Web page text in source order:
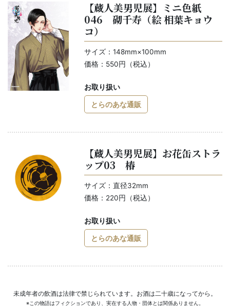
【蔵人美男児展】ミニ色紙
046 砌千寿（絵 相葉キョウ
コ）
サイズ：148mm×100mm
価格：550円（税込）
お取り扱い
とらのあな通販
【蔵人美男児展】お花缶ストラ
ップ03 椿
サイズ：直径32mm
価格：220円（税込）
お取り扱い
とらのあな通販
未成年者の飲酒は法律で禁じられています。お酒は二十歳になってから。
※この物語はフィクションであり、実在する人物・団体とは関係ありません。